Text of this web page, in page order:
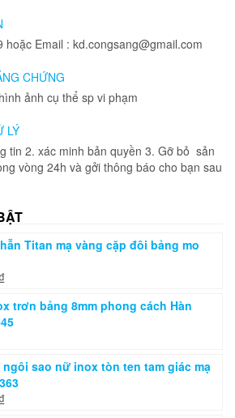
hoặc Email : kd.congsang@gmail.com
CHỨNG
ảnh cụ thể sp vi phạm
LÝ
tin 2. xác minh bản quyền 3. Gỡ bỏ sản
vòng 24h và gởi thông báo cho bạn sau
Titan mạ vàng cặp đôi bảng mo
₫
trơn bảng 8mm phong cách Hàn
ngôi sao nữ inox tòn ten tam giác mạ
₫